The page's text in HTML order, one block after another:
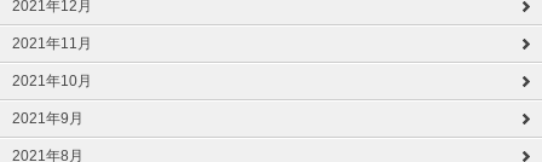
2021年12月
2021年11月
2021年10月
2021年9月
2021年8月